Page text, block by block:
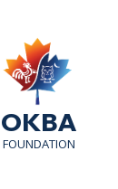
OKBA
FOUNDATION